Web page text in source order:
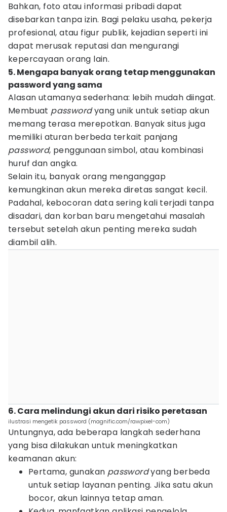
Bahkan, foto atau informasi pribadi dapat
disebarkan tanpa izin. Bagi pelaku usaha, pekerja
profesional, atau figur publik, kejadian seperti ini
dapat merusak reputasi dan mengurangi
kepercayaan orang lain.
5. Mengapa banyak orang tetap menggunakan
password yang sama
Alasan utamanya sederhana: lebih mudah diingat.
Membuat passwordyang unik untuk setiap akun
memang terasa merepotkan. Banyak situs juga
memiliki aturan berbeda terkait panjang
password, penggunaan simbol, atau kombinasi
huruf dan angka.
Selain itu, banyak orang menganggap
kemungkinan akun mereka diretas sangat kecil.
Padahal, kebocoran data sering kali terjadi tanpa
disadari, dan korban baru mengetahui masalah
tersebut setelah akun penting mereka sudah
diambil alih.
6. Cara melindungi akun dari risiko peretasan
ilustrasi mengetik password (magnific.com/rawpixel-com)
Untungnya, ada beberapa langkah sederhana
yang bisa dilakukan untuk meningkatkan
keamanan akun:
Pertama, gunakan passwordyang berbeda
untuk setiap layanan penting. Jika satu akun
bocor, akun lainnya tetap aman.